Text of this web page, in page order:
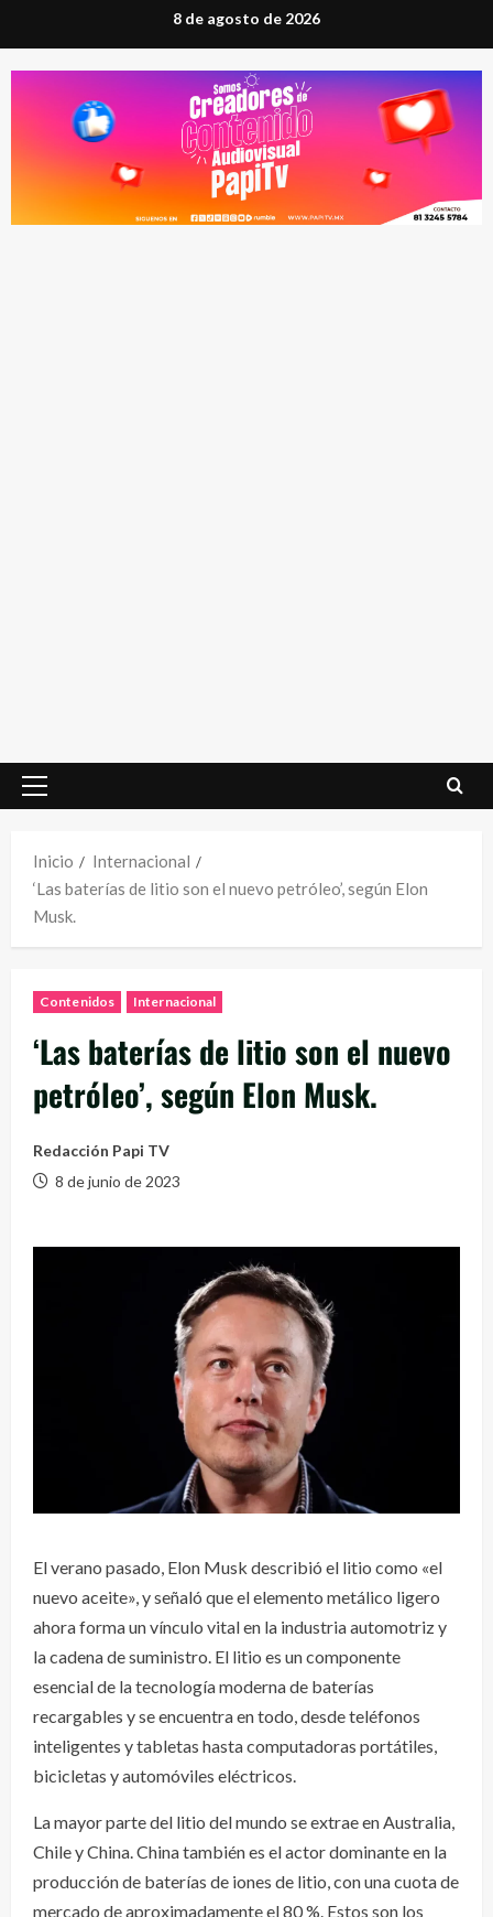
al
contenido
8 de agosto de 2026
Menú
Inicio
Internacional
‘Las baterías de litio son el nuevo petróleo’, según Elon
Musk.
Contenidos Internacional
‘Las baterías de litio son el nuevo
petróleo’, según Elon Musk.
Redacción Papi TV
8 de junio de 2023
El verano pasado, Elon Musk describió el litio como «el
nuevo aceite», y señaló que el elemento metálico ligero
ahora forma un vínculo vital en la industria automotriz y
la cadena de suministro. El litio es un componente
esencial de la tecnología moderna de baterías
recargables y se encuentra en todo, desde teléfonos
inteligentes y tabletas hasta computadoras portátiles,
bicicletas y automóviles eléctricos.
La mayor parte del litio del mundo se extrae en Australia,
Chile y China. China también es el actor dominante en la
producción de baterías de iones de litio, con una cuota de
mercado de aproximadamente el 80 %. Estos son los